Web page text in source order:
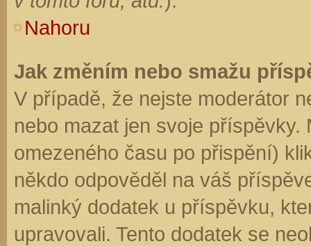
Nahoru
Jak změním nebo smažu
V případě, že nejste moderátor
nebo mazat jen svoje
omezeného času po přispění)
někdo odpověděl na váš
malinký dodatek u příspěvku,
upravovali. Tento dodatek se